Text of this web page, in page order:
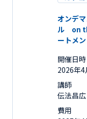
オンデ
ル on
ートメ
開催日時
2026年
講師
伝法昌広
費用